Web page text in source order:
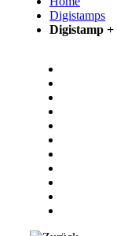
Digistamps
Digistamp +